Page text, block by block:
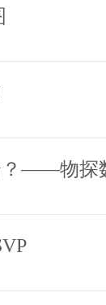
——物探